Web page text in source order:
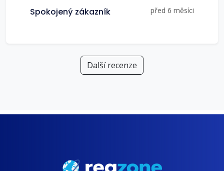
Spokojený zákazník před 6 měsíci
Další recenze